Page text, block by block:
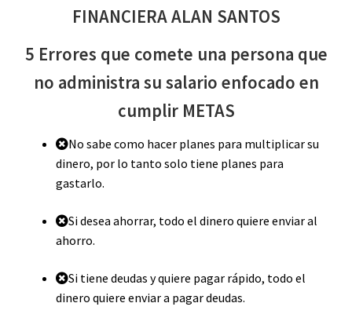
FINANCIERA ALAN SANTOS
5 Errores que comete una persona que
no administra su salario enfocado en
cumplir METAS
No sabe como hacer planes para multiplicar su
dinero, por lo tanto solo tiene planes para
gastarlo.
Si desea ahorrar, todo el dinero quiere enviar al
ahorro.
Si tiene deudas y quiere pagar rápido, todo el
dinero quiere enviar a pagar deudas.